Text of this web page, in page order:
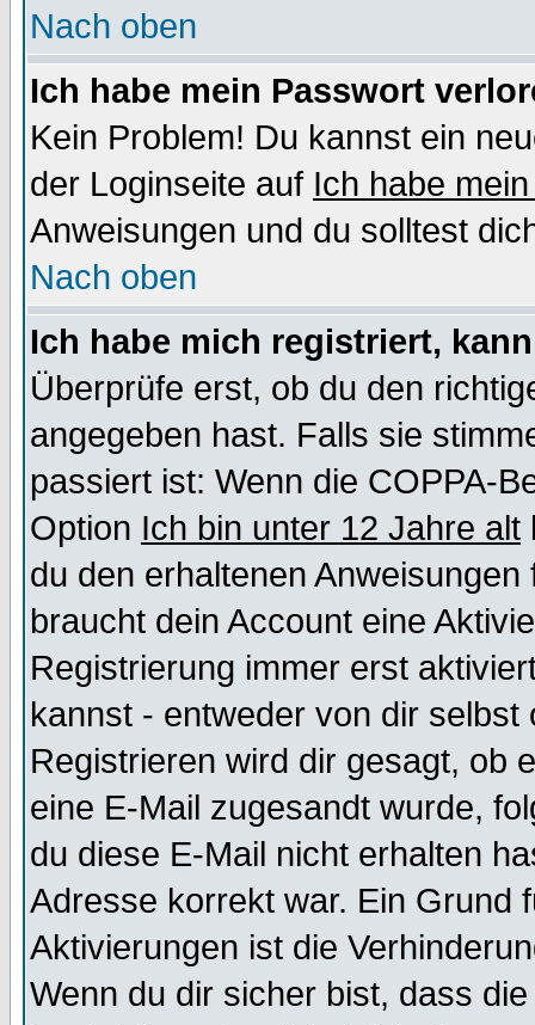
Nach oben
Ich habe mein Passwort
Kein Problem! Du kannst ein
der Loginseite auf Ich habe
Anweisungen und du solltest
Nach oben
Ich habe mich registriert,
Überprüfe erst, ob du den
angegeben hast. Falls sie
passiert ist: Wenn die COPPA-
Option Ich bin unter 12 Jahre alt
du den erhaltenen
braucht dein Account eine
Registrierung immer erst
kannst - entweder von dir selbst
Registrieren wird dir gesagt, ob
eine E-Mail zugesandt wurde,
du diese E-Mail nicht erhalten
Adresse korrekt war. Ein Grund
Aktivierungen ist die
Wenn du dir sicher bist, dass